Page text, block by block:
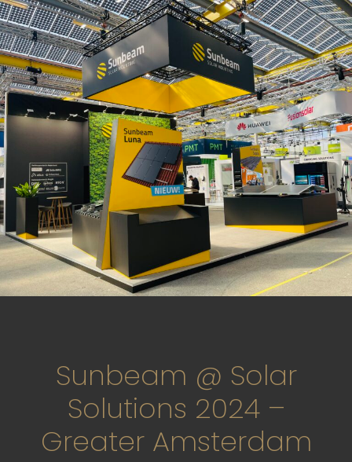
Sunbeam @ Solar
Solutions 2024 –
Greater Amsterdam